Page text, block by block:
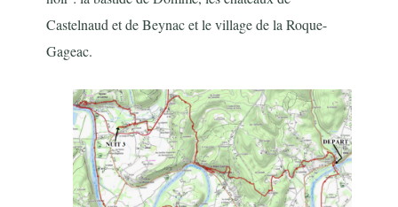
Castelnaud et de Beynac et le village de la Roque-
Gageac.